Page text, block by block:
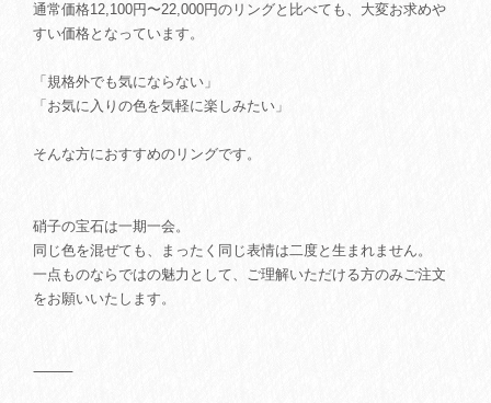
通常価格12,100円〜22,000円のリングと比べても、大変お求めや
すい価格となっています。
「規格外でも気にならない」
「お気に入りの色を気軽に楽しみたい」
そんな方におすすめのリングです。
硝子の宝石は一期一会。
同じ色を混ぜても、まったく同じ表情は二度と生まれません。
一点ものならではの魅力として、ご理解いただける方のみご注文
をお願いいたします。
⸻